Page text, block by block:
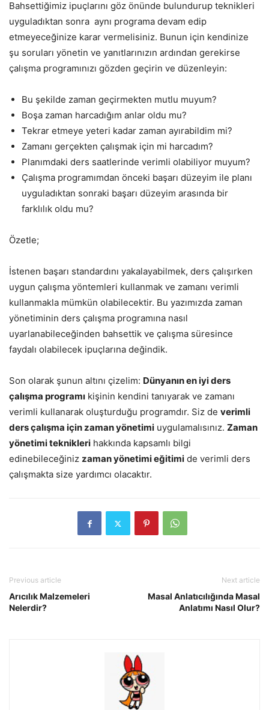
Bahsettiğimiz ipuçlarını göz önünde bulundurup teknikleri
uyguladıktan sonra aynı programa devam edip
etmeyeceğinize karar vermelisiniz. Bunun için kendinize
şu soruları yönetin ve yanıtlarınızın ardından gerekirse
çalışma programınızı gözden geçirin ve düzenleyin:
Bu şekilde zaman geçirmekten mutlu muyum?
Boşa zaman harcadığım anlar oldu mu?
Tekrar etmeye yeteri kadar zaman ayırabildim mi?
Zamanı gerçekten çalışmak için mi harcadım?
Planımdaki ders saatlerinde verimli olabiliyor muyum?
Çalışma programımdan önceki başarı düzeyim ile planı
uyguladıktan sonraki başarı düzeyim arasında bir
farklılık oldu mu?
Özetle;
İstenen başarı standardını yakalayabilmek, ders çalışırken
uygun çalışma yöntemleri kullanmak ve zamanı verimli
kullanmakla mümkün olabilecektir. Bu yazımızda zaman
yönetiminin ders çalışma programına nasıl
uyarlanabileceğinden bahsettik ve çalışma süresince
faydalı olabilecek ipuçlarına değindik.
Son olarak şunun altını çizelim: Dünyanın en iyi ders
çalışma programı kişinin kendini tanıyarak ve zamanı
verimli kullanarak oluşturduğu programdır. Siz de verimli
ders çalışma için zaman yönetimi uygulamalısınız. Zaman
yönetimi teknikleri hakkında kapsamlı bilgi
edinebileceğiniz zaman yönetimi eğitimi de verimli ders
çalışmakta size yardımcı olacaktır.
Previous article
Arıcılık Malzemeleri
Nelerdir?
Next article
Masal Anlatıcılığında Masal
Anlatımı Nasıl Olur?